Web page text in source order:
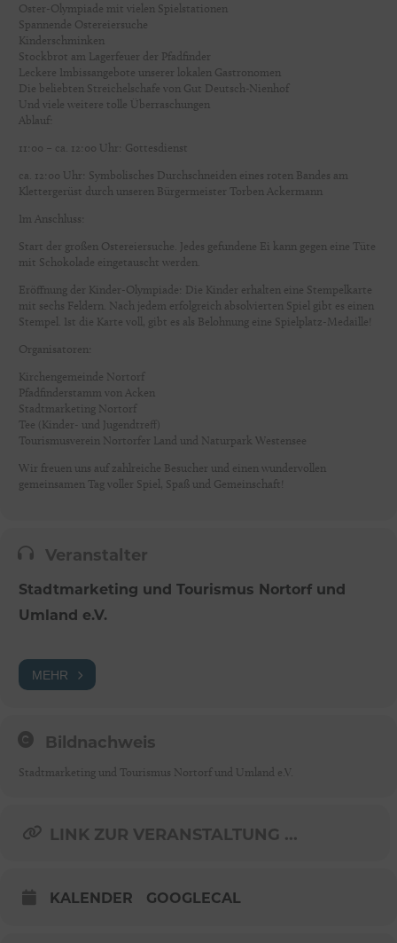
Oster-Olympiade mit vielen Spielstationen
Spannende Ostereiersuche
Kinderschminken
Stockbrot am Lagerfeuer der Pfadfinder
Leckere Imbissangebote unserer lokalen Gastronomen
Die beliebten Streichelschafe von Gut Deutsch-Nienhof
Und viele weitere tolle Überraschungen
Ablauf:
11:00 – ca. 12:00 Uhr: Gottesdienst
ca. 12:00 Uhr: Symbolisches Durchschneiden eines roten Bandes am
Klettergerüst durch unseren Bürgermeister Torben Ackermann
Im Anschluss:
Start der großen Ostereiersuche. Jedes gefundene Ei kann gegen eine Tüte
mit Schokolade eingetauscht werden.
Eröffnung der Kinder-Olympiade: Die Kinder erhalten eine Stempelkarte
mit sechs Feldern. Nach jedem erfolgreich absolvierten Spiel gibt es einen
Stempel. Ist die Karte voll, gibt es als Belohnung eine Spielplatz-Medaille!
Organisatoren:
Kirchengemeinde Nortorf
Pfadfinderstamm von Acken
Stadtmarketing Nortorf
Tee (Kinder- und Jugendtreff)
Tourismusverein Nortorfer Land und Naturpark Westensee
Wir freuen uns auf zahlreiche Besucher und einen wundervollen
gemeinsamen Tag voller Spiel, Spaß und Gemeinschaft!
Veranstalter
Stadtmarketing und Tourismus Nortorf und
Umland e.V.
MEHR
Bildnachweis
Stadtmarketing und Tourismus Nortorf und Umland e.V.
LINK ZUR VERANSTALTUNG ...
KALENDER GOOGLECAL